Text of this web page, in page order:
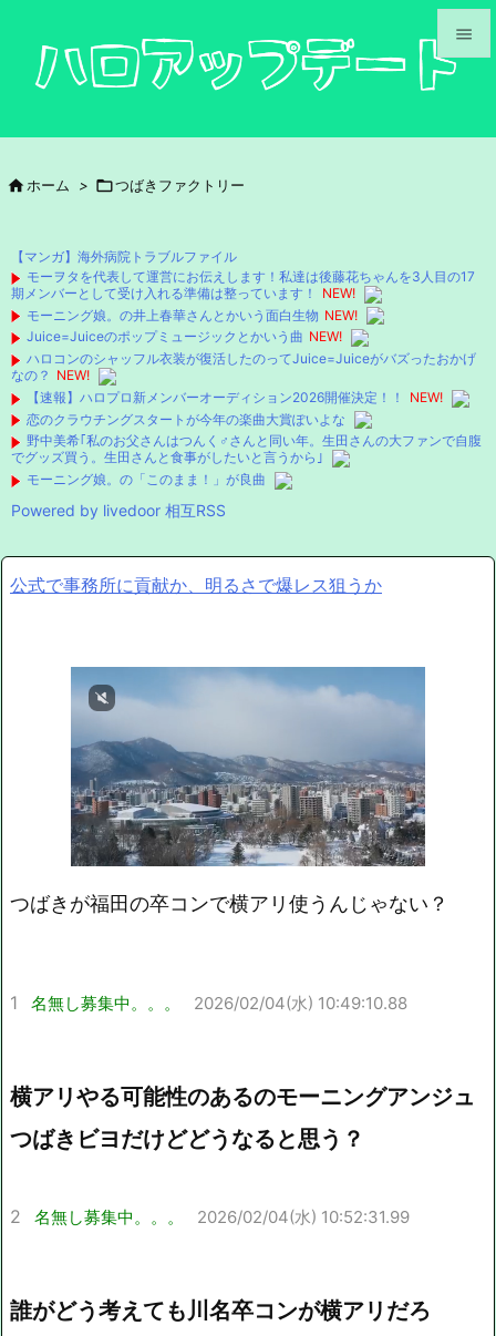



次へ
 ホーム > つばきファクトリー
【マンガ】海外病院トラブルファイル
モーヲタを代表して運営にお伝えします！私達は後藤花ちゃんを3人目の17
期メンバーとして受け入れる準備は整っています！
NEW!
モーニング娘。の井上春華さんとかいう面白生物 NEW!
Juice=Juiceのポップミュージックとかいう曲 NEW!
ハロコンのシャッフル衣装が復活したのってJuice=Juiceがバズったおかげ
なの？ NEW!
【速報】ハロプロ新メンバーオーディション2026開催決定！！
NEW!
恋のクラウチングスタートが今年の楽曲大賞ぽいよな
野中美希｢私のお父さんはつんく♂さんと同い年。生田さんの大ファンで自腹
でグッズ買う。生田さんと食事がしたいと言うから｣
モーニング娘。の「このまま！」が良曲
Powered by livedoor 相互RSS
公式で事務所に貢献か、明るさで爆レス狙うか
つばきが福田の卒コンで横アリ使うんじゃない？
1 名無し募集中。。。 2026/02/04(水) 10:49:10.88
横アリやる可能性のあるのモーニングアンジュ
つばきビヨだけどどうなると思う？
2 名無し募集中。。。 2026/02/04(水) 10:52:31.99
誰がどう考えても川名卒コンが横アリだろ